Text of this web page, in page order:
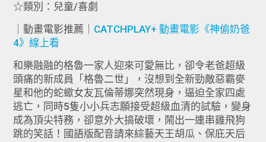
☆類別：兒童/喜劇
｜動畫電影推薦｜ CATCHPLAY+ 動畫電影《神偷奶爸
4》線上看
和樂融融的格魯一家人迎來可愛無比，卻令老爸超級
頭痛的新成員「格魯二世」，沒想到全新勁敵惡霸麥
星和他的蛇蠍女友瓦倫蒂娜突然現身，逼迫全家四處
逃亡，同時5隻小小兵志願接受超級血清的試驗，變身
成為頂尖特務，卻意外大搞破壞，鬧出一連串雞飛狗
跳的笑話！國語版配音請來綜藝天王胡瓜、保庇天后